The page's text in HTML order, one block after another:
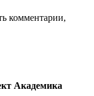
комментарии,
Академика